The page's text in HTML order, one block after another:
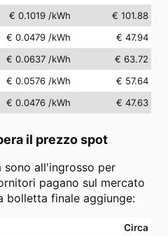
€ 0.1019 /kWh
€ 101.88
€ 0.0479 /kWh
€ 47.94
€ 0.0637 /kWh
€ 63.72
€ 0.0576 /kWh
€ 57.64
€ 0.0476 /kWh € 47.63
il prezzo spot
sono all'ingrosso per
pagano sul mercato
bolletta finale aggiunge:
Circa